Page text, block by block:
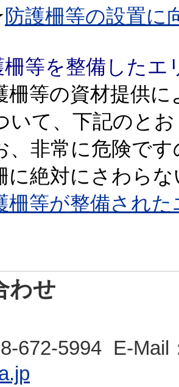
防護柵等の設置に
柵等を整備したエ
等の資材提供に
いて、下記のと
非常に危険です
に絶対にさわら
柵等が整備され
わせ
672-5994 E-Mail